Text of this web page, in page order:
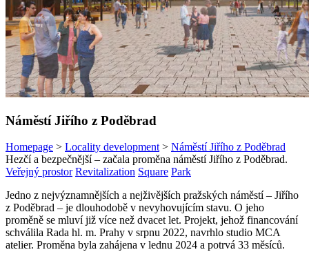
Náměstí Jiřího z Poděbrad
Homepage > Locality development > Náměstí Jiřího z Poděbrad
Hezčí a bezpečnější – začala proměna náměstí Jiřího z Poděbrad.
Veřejný prostor Revitalization Square Park
Jedno z nejvýznamnějších a nejživějších pražských náměstí – Jiřího
z Poděbrad – je dlouhodobě v nevyhovujícím stavu. O jeho
proměně se mluví již více než dvacet let. Projekt, jehož financování
schválila Rada hl. m. Prahy v srpnu 2022, navrhlo studio MCA
atelier. Proměna byla zahájena v lednu 2024 a potrvá 33 měsíců.